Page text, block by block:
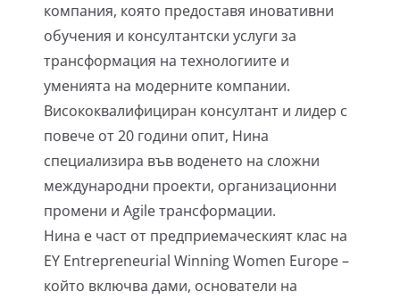
компания, която предоставя иновативни
обучения и консултантски услуги за
трансформация на технологиите и
уменията на модерните компании.
Висококвалифициран консултант и лидер с
повече от 20 години опит, Нина
специализира във воденето на сложни
международни проекти, организационни
промени и Agile трансформации.
Нина е част от предприемаческият клас на
EY Entrepreneurial Winning Women Europe –
който включва дами, основатели на